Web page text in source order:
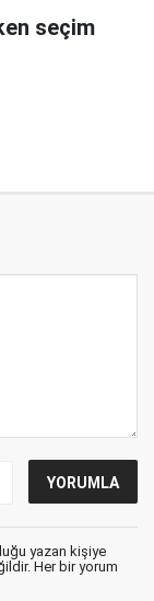
seçim
yazan kişiye
Her bir yorum